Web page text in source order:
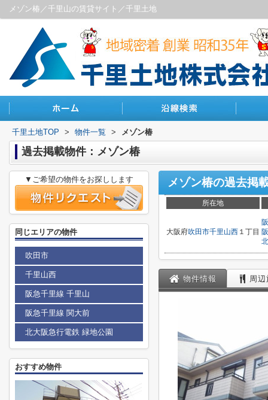
メゾン椿／千里山の賃貸サイト／千里土地
千里土地TOP > 物件一覧 > メゾン椿
過去掲載物件：メゾン椿
メゾン椿の過去掲
所在地
大阪府吹田市千里山西 １丁目
物件情報 周
▼ご希望の物件をお探しします
同じエリアの物件
吹田市
千里山西
阪急千里線 千里山
阪急千里線 関大前
北大阪急行電鉄 緑地公園
おすすめ物件